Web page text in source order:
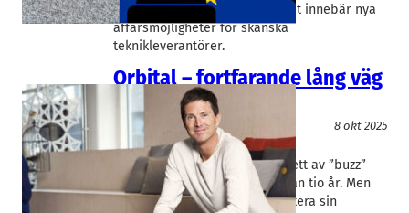
kommunala avloppssystem. Det innebär nya
affärsmöjligheter för skånska
teknikleverantörer.
Orbital – fortfarande lång väg
Miljöteknik
8 okt 2025
Orbital Systems
Mårten Öbrink
Orbital Systems har varit omgett av ”buzz”
och stora förväntningar i mer än tio år. Men
först nu börjar bolaget slutjustera sin